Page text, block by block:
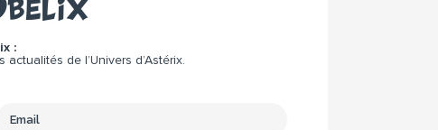
:
de l’Univers d’Astérix.